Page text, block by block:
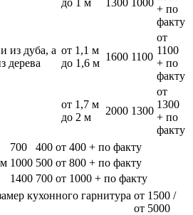
из дуба, а
дерева
+ по
факту
от 1,1 м
до 1,6 м
1600 1100
от
1100
+ по
факту
от 1,7 м
до 2 м
2000 1300
от
1300
+ по
факту
700 400 от 400 + по факту
1000 500 от 800 + по факту
1400 700 от 1000 + по факту
кухонного гарнитура от 1500 /
от 5000